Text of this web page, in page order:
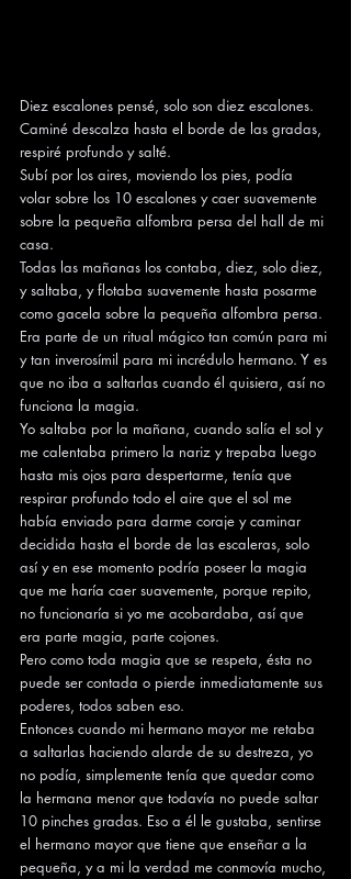
Diez escalones pensé, solo son diez escalones.
Caminé descalza hasta el borde de las gradas,
respiré profundo y salté.
Subí por los aires, moviendo los pies, podía
volar sobre los 10 escalones y caer suavemente
sobre la pequeña alfombra persa del hall de mi
casa.
Todas las mañanas los contaba, diez, solo diez,
y saltaba, y flotaba suavemente hasta posarme
como gacela sobre la pequeña alfombra persa.
Era parte de un ritual mágico tan común para mi
y tan inverosímil para mi incrédulo hermano. Y es
que no iba a saltarlas cuando él quisiera, así no
funciona la magia.
Yo saltaba por la mañana, cuando salía el sol y
me calentaba primero la nariz y trepaba luego
hasta mis ojos para despertarme, tenía que
respirar profundo todo el aire que el sol me
había enviado para darme coraje y caminar
decidida hasta el borde de las escaleras, solo
así y en ese momento podría poseer la magia
que me haría caer suavemente, porque repito,
no funcionaría si yo me acobardaba, así que
era parte magia, parte cojones.
Pero como toda magia que se respeta, ésta no
puede ser contada o pierde inmediatamente sus
poderes, todos saben eso.
Entonces cuando mi hermano mayor me retaba
a saltarlas haciendo alarde de su destreza, yo
no podía, simplemente tenía que quedar como
la hermana menor que todavía no puede saltar
10 pinches gradas. Eso a él le gustaba, sentirse
el hermano mayor que tiene que enseñar a la
pequeña, y a mi la verdad me conmovía mucho,